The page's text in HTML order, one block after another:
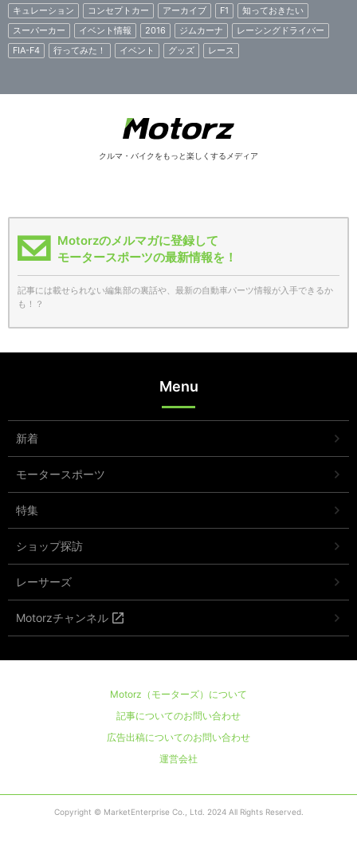
キュレーション
コンセプトカー アーカイブ F1
知っておきたい
スーパーカー
イベント情報 2016 ジムカーナ
レーシングドライバー
FIA-F4
行ってみた！ イベント グッズ レース
クルマ・バイクをもっと楽しくするメディア
Motorzのメルマガに登録して
モータースポーツの最新情報を！
記事には載せられない編集部の裏話や、最新の自動車パーツ情報が入手できるか
も！？
Menu
新着
モータースポーツ
特集
ショップ探訪
レーサーズ
Motorzチャンネル
Motorz（モーターズ）について
記事についてのお問い合わせ
広告出稿についてのお問い合わせ
運営会社
Copyright © MarketEnterprise Co., Ltd. 2024 All Rights Reserved.